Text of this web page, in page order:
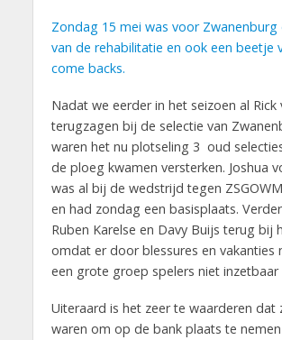
Zondag 15 mei was voor
van de rehabilitatie en ook een beetje
come backs.
Nadat we eerder in het seizoen al Rick
terugzagen bij de selectie van
waren het nu plotseling 3 oud
de ploeg kwamen versterken. Joshua
was al bij de wedstrijd tegen
en had zondag een basisplaats.
Ruben Karelse en Davy Buijs terug bij
omdat er door blessures en vakanties
een grote groep spelers niet inzetbaar
Uiteraard is het zeer te waarderen dat
waren om op de bank plaats te